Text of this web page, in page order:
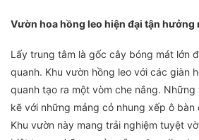
Vườn hoa hồng leo hiện đại tận hưởng
Lấy trung tâm là gốc cây bóng mát lớn
quanh. Khu vườn hồng leo với các giàn
quanh tạo ra một vòm che nắng.
kẽ với những mảng cỏ nhung xếp ô
Khu vườn này mang trải nghiệm tuyệt